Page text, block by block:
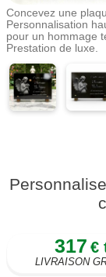
Concevez une
Personnalisation
pour un hommage
Prestation de luxe.
317 €
LIVRAISON